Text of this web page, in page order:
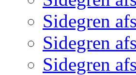
Sidegren
Sidegren
Sidegren